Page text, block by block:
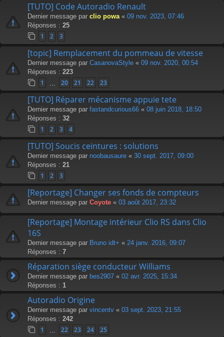
[TUTO] Code Autoradio Renault
Dernier message par clio powa « 09 nov. 2023, 07:46
Réponses : 25
1 2 3
[topic] Remplacement du pommeau de vitesse
Dernier message par CasanovaStyle « 09 nov. 2020, 00:54
Réponses : 223
1 20 21 22 23
[TUTO] Réparer mécanisme appuie tete
Dernier message par fastandcurious66 « 08 juin 2018, 18:50
Réponses : 32
1 2 3 4
[TUTO] Soucis ceintures : solutions
Dernier message par noobausaure « 30 sept. 2017, 09:00
Réponses : 21
1 2 3
[Reportage] Changer ses fonds de compteurs
Dernier message par Coyote « 03 août 2017, 23:32
[Reportage] Montage intérieur Clio RS dans Clio
16S
Dernier message par Bruno idt+ « 24 janv. 2016, 09:07
Réponses : 7
Réparation siège conducteur Williams
Dernier message par bes2907 « 02 avr. 2025, 15:34
Réponses : 1
Autoradio Origine
Dernier message par vincentv « 03 sept. 2023, 21:55
Réponses : 242
1 22 23 24 25